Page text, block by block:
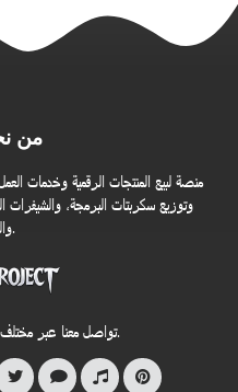
من
منصة لبيع المنتجات الرقمية وخدمات
وتوزيع سكربتات البرمجة، والشيفرات
والثيمات.
تواصل معنا عبر مختلف وسائل التواصل الاجتماعي.